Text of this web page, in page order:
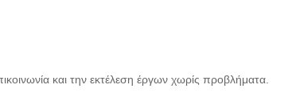
και την εκτέλεση έργων χωρίς προβλήματα.